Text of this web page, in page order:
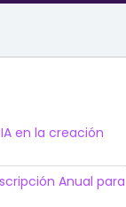
en la creación
Anual para